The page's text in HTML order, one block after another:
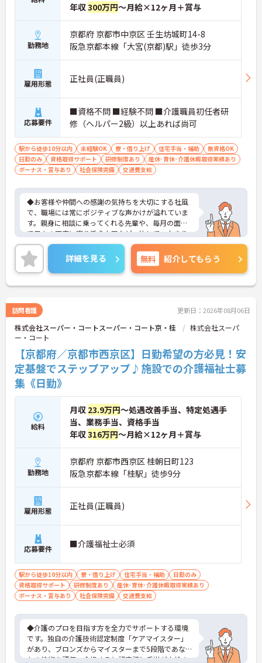
年収300万円～月給×12ヶ月＋賞与
勤務地
京都府 京都市中京区 壬生坊城町14-8
阪急京都本線「大宮(京都)駅」徒歩3分
雇用形態 正社員(正職員)
応募要件
■資格不問 ■経験不問 ■介護職員初任者研
修（ヘルパー2級）以上あれば尚可
駅から徒歩10分以内 未経験OK 寮・借り上げ 住宅手当・補助
無資格OK
日勤のみ
資格取得サポート 研修制度あり
産休･育休･介護休暇取得実績あり
ボーナス・賞与あり
社会保険完備 交通費支給
◆お客様や仲間への感謝の気持ちを大切にする社風
で、職場には常にポジティブな声かけが溢れていま
す。親身に相談に乗ってくれる先輩や、毎月の面談
で日々の不安に寄り添う上司など、決して一人きり
にさせないフォロー体制が万全。心理的安全性が高
く、中途入社でも自然と馴染める職場です。
◆無資格からでもプロフェッショナルを目指せる
「資格取得支援制度」を完備しています。初任者研
修から国家資格である介護福祉士まで、現場での実
けて資格取得に挑戦できます。
◆法人独自の介護技術認定制度「ケアマイスター」
により、身につけたスキルを5段階でしっかり評価
し手当で還元。さらに「目標管理シート」を用いた
月1回の上司との面談があり、一人ひとりの不安や
目標に寄り添う手厚いフォロー体制が整っていま
す。
詳細を見る 無料 紹介してもらう
訪問看護 更新日：2026年08月06日
株式会社スーパー・コートスーパー・コート京・桂
株式会社スーパ
ー・コート
【京都府／京都市西京区】日勤希望の方必見！安
定基盤でステップアップ♪施設での介護福祉士募
集《日勤》
給料
月収 23.9万円～処遇改善手当、特定処遇手
当、業務手当、資格手当
年収316万円～月給×12ヶ月＋賞与
勤務地
京都府 京都市西京区 桂朝日町123
阪急京都本線「桂駅」徒歩9分
雇用形態 正社員(正職員)
応募要件 ■介護福祉士必須
駅から徒歩10分以内 寮・借り上げ 住宅手当・補助
日勤のみ
資格取得サポート
研修制度あり
産休･育休･介護休暇取得実績あり
ボーナス・賞与あり
社会保険完備 交通費支給
◆介護のプロを目指す方を全力でサポートする環境
です。独自の介護技術認定制度「ケアマイスター」
があり、ブロンズからマイスターまで5段階であな
たの技術を評価。合格すると認定証と手当が支給さ